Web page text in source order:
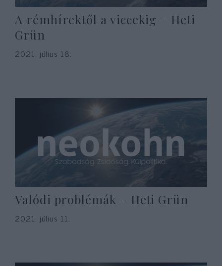
A rémhírektől a viccekig – Heti
Grün
2021. július 18.
Valódi problémák – Heti Grün
2021. július 11.